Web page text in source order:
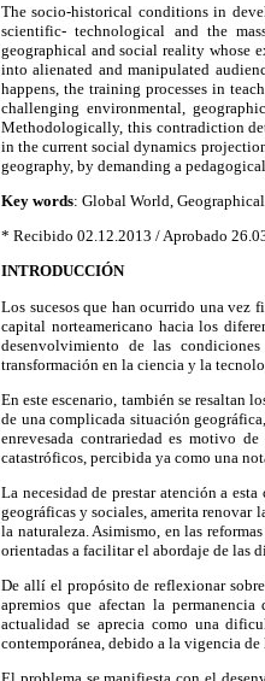
The socio-historical conditions in
scientific- technological and the
geographical and social reality whose
into alienated and manipulated
happens, the training processes in
challenging environmental,
Methodologically, this contradiction
in the current social dynamics
geography, by demanding a
Key words: Global World,
* Recibido 02.12.2013 / Aprobado
INTRODUCCIÓN
Los sucesos que han ocurrido una vez
capital norteamericano hacia los
desenvolvimiento de las
transformación en la ciencia y la
En este escenario, también se resaltan
de una complicada situación
enrevesada contrariedad es motivo
catastróficos, percibida ya como una
La necesidad de prestar atención a
geográficas y sociales, amerita
la naturaleza. Asimismo, en las
orientadas a facilitar el abordaje de las
De allí el propósito de reflexionar
apremios que afectan la
actualidad se aprecia como una
contemporánea, debido a la vigencia